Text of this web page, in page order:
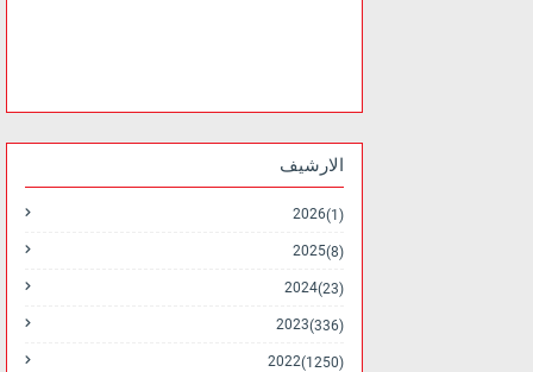
الارشيف
2026 (1)
2025 (8)
2024 (23)
2023 (336)
2022 (1250)